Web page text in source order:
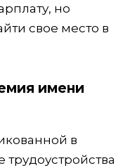
но
свое место в
имени
в
трудоустройства